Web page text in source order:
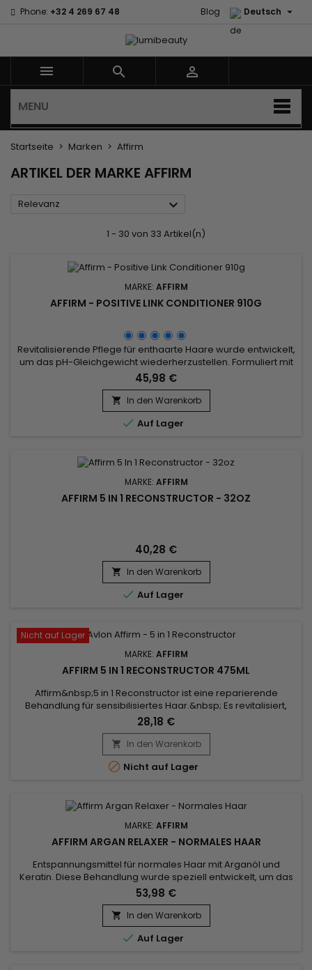
Phone: +32 4 269 67 48 Deutsch 
Blog
  
MENU
Startseite Marken Affirm
ARTIKEL DER MARKE AFFIRM
Relevanz 
1 - 30 von 33 Artikel(n)
MARKE: AFFIRM
AFFIRM - POSITIVE LINK CONDITIONER 910G
Revitalisierende Pflege für enthaarte Haare wurde entwickelt,
um das pH-Gleichgewicht wiederherzustellen. Formuliert mit
Argan-, Pequi- und Buriti-Öl, verstärkt durch Keratin und
Ceramide, um das Haar wieder aufzubauen und
tiefenwirksam mit Feuchtigkeit zu versorgen. Fruchtextrakte
fügen Vitamine und Antioxidantien hinzu und verbessern die
allgemeine...
45,98 €
 In den Warenkorb
 Auf Lager
MARKE: AFFIRM
AFFIRM 5 IN 1 RECONSTRUCTOR - 32OZ
40,28 €
 In den Warenkorb
 Auf Lager
Nicht auf Lager
MARKE: AFFIRM
AFFIRM 5 IN 1 RECONSTRUCTOR 475ML
Affirm&nbsp;5 in 1 Reconstructor ist eine reparierende
Behandlung für sensibilisiertes Haar.&nbsp; Es revitalisiert,
richtet die Nagelhaut neu aus und minimiert Brüche.&nbsp;
Angereichert mit Keratin und Karité-Butter ist Affirm 5 in 1
Reconstructor die ideale Behandlung, um sensibilisiertes
Haar mit Feuchtigkeit zu versorgen und zu nähren, um...
28,18 €
 In den Warenkorb
 Nicht auf Lager
MARKE: AFFIRM
AFFIRM ARGAN RELAXER - NORMALES HAAR
Entspannungsmittel für normales Haar mit Arganöl und
Keratin. Diese Behandlung wurde speziell entwickelt, um das
widerspenstigste Haar zu bändigen. Sie verwandelt feste
Locken und Kräuselungen in glattes, seidiges Haar.&nbsp; Die
Affirm Argan Relaxer-Formel dringt tief in die Haarfaser ein
und richtet die Bindungen sanft neu aus. Arganöl, bekannt
für...
53,98 €
 In den Warenkorb
 Auf Lager